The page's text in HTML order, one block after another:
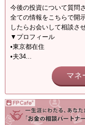
今後の投資について質問
全ての情報をこちらで開
したらお会いして相談さ
▼プロフィール
•東京都在住
•夫34...
マネ